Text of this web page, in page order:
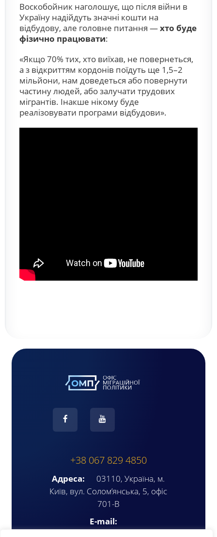
Воскобойник наголошує, що після війни в
Україну надійдуть значні кошти на
відбудову, але головне питання —хто буде
фізично працювати:
«Якщо 70% тих, хто виїхав, не повернеться,
а з відкриттям кордонів поїдуть ще 1,5–2
мільйони, нам доведеться або повернути
частину людей, або залучати трудових
мігрантів. Інакше нікому буде
реалізовувати програми відбудови».
+38 067 829 4850
Адреса:
03110, Україна, м.
Київ, вул. Солом’янська, 5, офіс
701-В
E-mail: